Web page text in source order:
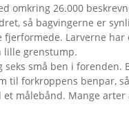
26.000
så bagvingerne er
Larverne
lille grenstump.
små ben i forenden.
til forkroppens benpar,
målebånd. Mange